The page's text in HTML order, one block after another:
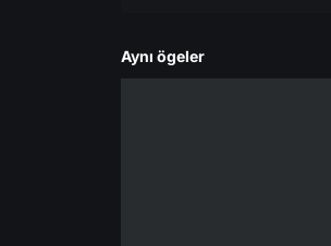
Aynı ögeler